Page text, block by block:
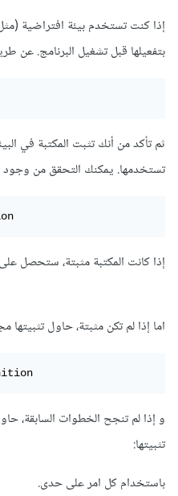
بتفعيلها قبل تشغيل البرنامج. عن
ثم تأكد من أنك تثبت المكتبة في
تستخدمها. يمكنك التحقق من وجود
إذا كانت المكتبة مثبتة، ستحصل
اما إذا لم تكن مثبتة، حاول
و إذا لم تنجح الخطوات السابقة،
تثبيتها:
باستخدام كل امر على حدى.